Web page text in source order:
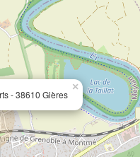
- 38610 Gières
×